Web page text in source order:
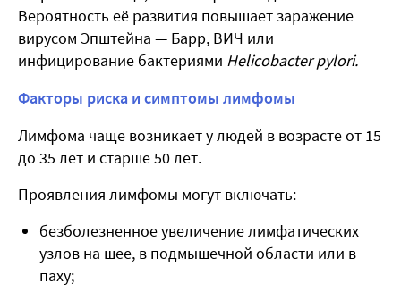
Вероятность её развития повышает заражение
вирусом Эпштейна — Барр, ВИЧ или
инфицирование бактериями Helicobacter pylori.
Факторы риска и симптомы лимфомы
Лимфома чаще возникает у людей в возрасте от 15
до 35 лет и старше 50 лет.
Проявления лимфомы могут включать:
безболезненное увеличение лимфатических
узлов на шее, в подмышечной области или в
паху;